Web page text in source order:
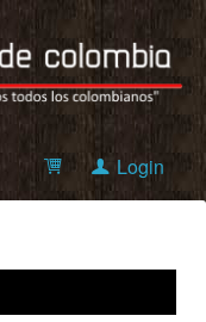
Login